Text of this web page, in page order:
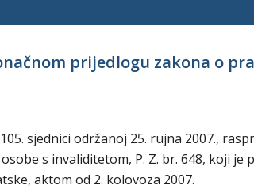
prijedlogu zakona o
sjednici održanoj 25. rujna 2007.,
s invaliditetom, P. Z. br. 648, koji je
aktom od 2. kolovoza 2007.